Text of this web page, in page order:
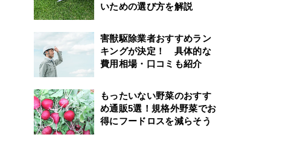
いための選び方を解説
害獣駆除業者おすすめラン
キングが決定！ 具体的な
費用相場・口コミも紹介
もったいない野菜のおすす
め通販5選！規格外野菜でお
得にフードロスを減らそう